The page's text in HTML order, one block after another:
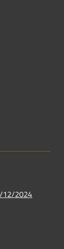
12/2024